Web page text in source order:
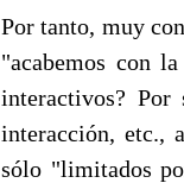
Por tanto, muy
"acabemos con
interactivos? Por
interacción, etc.,
sólo "limitados